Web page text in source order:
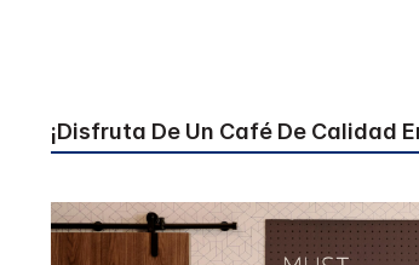
¡Disfruta De Un Café De Calidad